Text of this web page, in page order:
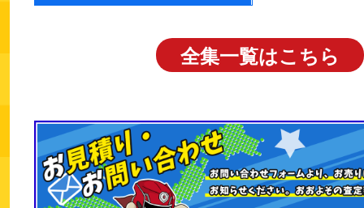
全集一覧はこちら